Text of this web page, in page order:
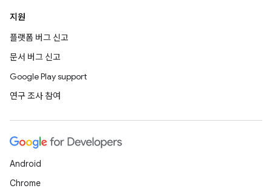
지원
플랫폼 버그 신고
문서 버그 신고
Google Play support
연구 조사 참여
Android
Chrome